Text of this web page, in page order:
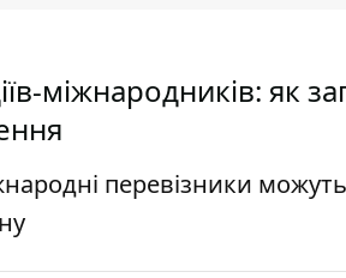
міжнародників: як
перевізники